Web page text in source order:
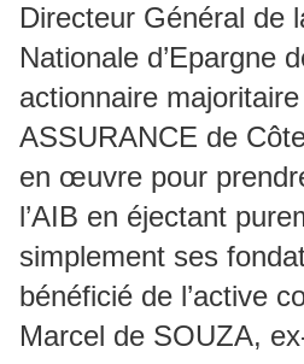
Directeur Général de
Nationale d’Epargne
actionnaire
ASSURANCE de
en œuvre pour
l’AIB en éjectant
simplement ses
bénéficié de l’active
Marcel de SOUZA,